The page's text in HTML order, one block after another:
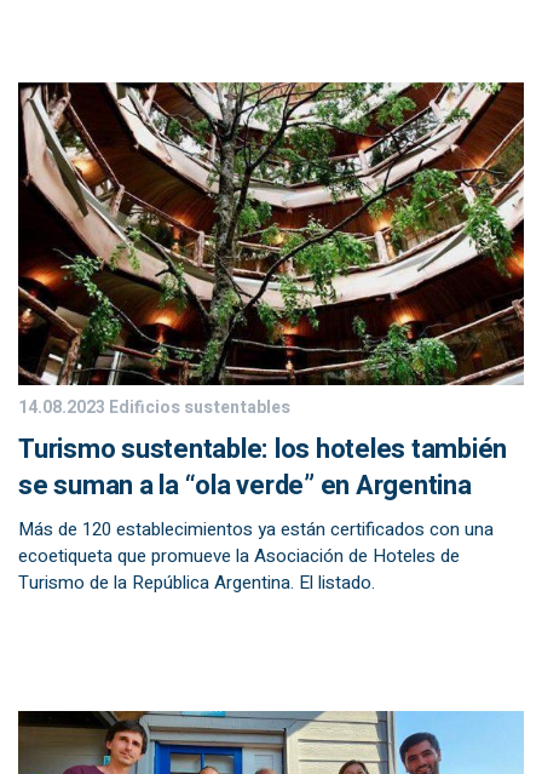
14.08.2023 Edificios sustentables
Turismo sustentable: los hoteles también
se suman a la “ola verde” en Argentina
Más de 120 establecimientos ya están certificados con una
ecoetiqueta que promueve la Asociación de Hoteles de
Turismo de la República Argentina. El listado.